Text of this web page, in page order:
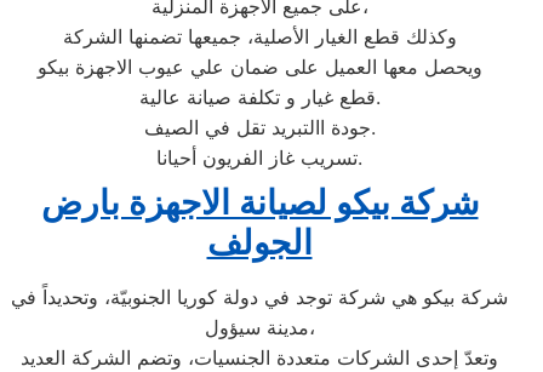
على جميع الأجهزة المنزلية،
وكذلك قطع الغيار الأصلية، جميعها تضمنها الشركة
ويحصل معها العميل على ضمان علي عيوب الاجهزة بيكو
قطع غيار و تكلفة صيانة عالية.
جودة االتبريد تقل في الصيف.
تسريب غاز الفريون أحيانا.
شركة بيكو لصيانة الاجهزة بارض
الجولف
شركة بيكو هي شركة توجد في دولة كوريا الجنوبيّة، وتحديداً في
مدينة سيؤول،
وتعدّ إحدى الشركات متعددة الجنسيات، وتضم الشركة العديد